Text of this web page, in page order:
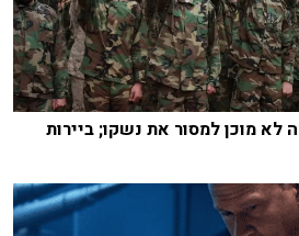
לא מוכן למסור את נשקו; ביירות